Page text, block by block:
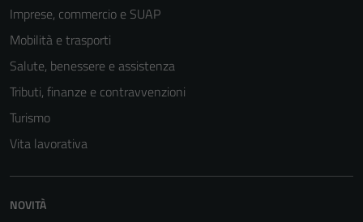
Imprese, commercio e SUAP
Mobilità e trasporti
Salute, benessere e assistenza
Tributi, finanze e contravvenzioni
Turismo
Vita lavorativa
NOVITÀ